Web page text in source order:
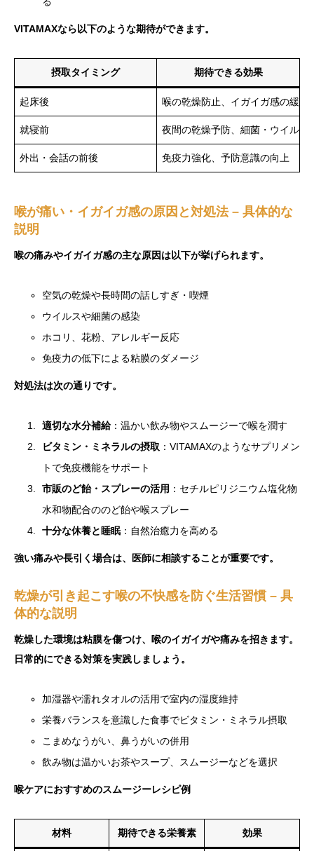
VITAMAXなら以下のような期待ができます。
摂取タイミング 期待できる効果
起床後 喉の乾燥防止、イガイガ感の緩和
就寝前 夜間の乾燥予防、細菌・ウイルス
外出・会話の前後 免疫力強化、予防意識の向上
喉が痛い・イガイガ感の原因と対処法 – 具体的な
説明
喉の痛みやイガイガ感の主な原因は以下が挙げられます。
空気の乾燥や長時間の話しすぎ・喫煙
ウイルスや細菌の感染
ホコリ、花粉、アレルギー反応
免疫力の低下による粘膜のダメージ
対処法は次の通りです。
適切な水分補給：温かい飲み物やスムージーで喉を潤す
ビタミン・ミネラルの摂取 ：VITAMAXのようなサプリメン
トで免疫機能をサポート
市販のど飴・スプレーの活用 ：セチルピリジニウム塩化物
水和物配合ののど飴や喉スプレー
十分な休養と睡眠 ：自然治癒力を高める
強い痛みや長引く場合は、医師に相談することが重要です。
乾燥が引き起こす喉の不快感を防ぐ生活習慣 – 具
体的な説明
乾燥した環境は粘膜を傷つけ、喉のイガイガや痛みを招きます。
日常的にできる対策を実践しましょう。
加湿器や濡れタオルの活用で室内の湿度維持
栄養バランスを意識した食事でビタミン・ミネラル摂取
こまめなうがい、鼻うがいの併用
飲み物は温かいお茶やスープ、スムージーなどを選択
喉ケアにおすすめのスムージーレシピ例
材料 期待できる栄養素 効果